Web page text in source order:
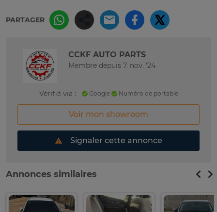
PARTAGER
CCKF AUTO PARTS
Membre depuis 7. nov. '24
Vérifié via : Google Numéro de portable
Voir mon showroom
Signaler cette annonce
Annonces similaires